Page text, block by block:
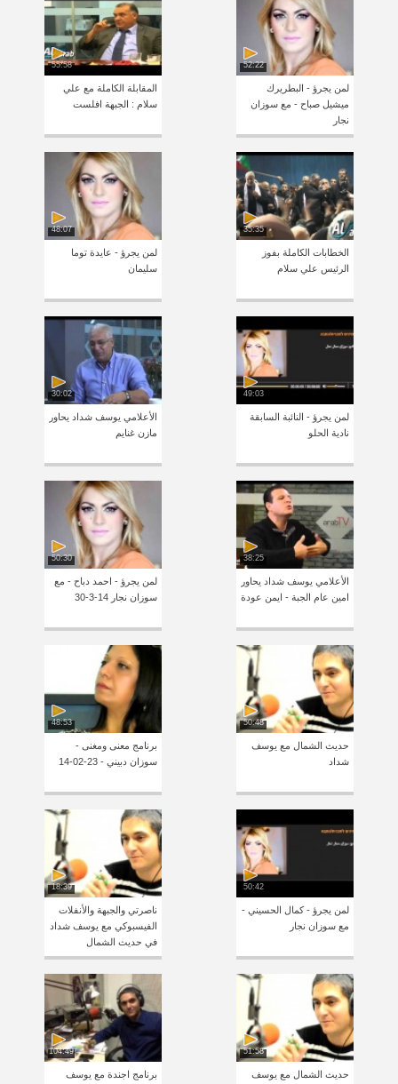
52:22
لمن يجرؤ - البطريرك
ميشيل صباح - مع سوزان
نجار
55:58
المقابلة الكاملة مع علي
سلام : الجبهة افلست
35:35
الخطابات الكاملة بفوز
الرئيس علي سلام
48:07
لمن يجرؤ - عايدة توما
سليمان
49:03
لمن يجرؤ - النائبة السابقة
نادية الحلو
30:02
الأعلامي يوسف شداد يحاور
مازن غنايم
38:25
الأعلامي يوسف شداد يحاور
امين عام الجبة - ايمن عودة
50:30
لمن يجرؤ - احمد دباح - مع
سوزان نجار 14-3-30
50:48
حديث الشمال مع يوسف
شداد
48:53
برنامج معنى ومغنى -
سوزان دبيني - 23-02-14
50:42
لمن يجرؤ - كمال الحسيني -
مع سوزان نجار
18:39
ناصرتي والجبهة والأنفلات
الفيسبوكي مع يوسف شداد
في حديث الشمال
51:58
حديث الشمال مع يوسف
104:49
برنامج اجندة مع يوسف